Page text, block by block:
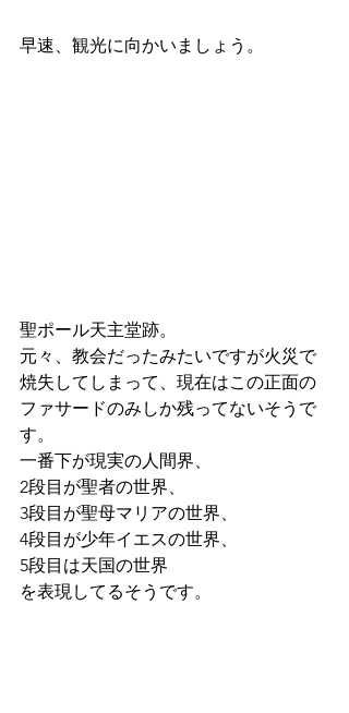
早速、観光に向かいましょう。
聖ポール天主堂跡。
元々、教会だったみたいですが火災で
焼失してしまって、現在はこの正面の
ファサードのみしか残ってないそうで
す。
一番下が現実の人間界、
2段目が聖者の世界、
3段目が聖母マリアの世界、
4段目が少年イエスの世界、
5段目は天国の世界
を表現してるそうです。